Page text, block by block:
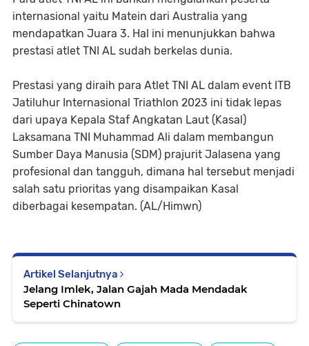
internasional yaitu Matein dari Australia yang
mendapatkan Juara 3. Hal ini menunjukkan bahwa
prestasi atlet TNI AL sudah berkelas dunia.
Prestasi yang diraih para Atlet TNI AL dalam event ITB
Jatiluhur Internasional Triathlon 2023 ini tidak lepas
dari upaya Kepala Staf Angkatan Laut (Kasal)
Laksamana TNI Muhammad Ali dalam membangun
Sumber Daya Manusia (SDM) prajurit Jalasena yang
profesional dan tangguh, dimana hal tersebut menjadi
salah satu prioritas yang disampaikan Kasal
diberbagai kesempatan. (AL/Himwn)
Artikel Selanjutnya
Jelang Imlek, Jalan Gajah Mada Mendadak
Seperti Chinatown